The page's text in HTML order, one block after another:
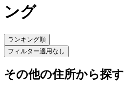
ング
ランキング順
フィルター適用なし
その他の住所から探す